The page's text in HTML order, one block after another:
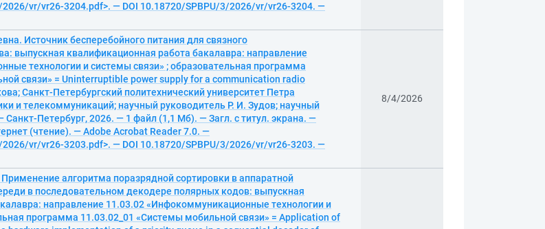
vr/vr26-3204.pdf>. — DOI 10.18720/SPBPU/3/2026/vr/vr26-3204. —
Источник бесперебойного питания для связного
выпускная квалификационная работа бакалавра: направление
технологии и системы связи» ; образовательная программа
связи» = Uninterruptible power supply for a communication radio
Санкт-Петербургский политехнический университет Петра
и телекоммуникаций; научный руководитель Р. И. Зудов; научный
Петербург, 2026. — 1 файл (1,1 Мб). — Загл. с титул. экрана. —
(чтение). — Adobe Acrobat Reader 7.0. —
vr/vr26-3203.pdf>. — DOI 10.18720/SPBPU/3/2026/vr/vr26-3203. —
8/4/2026
алгоритма поразрядной сортировки в аппаратной
в последовательном декодере полярных кодов: выпускная
направление 11.03.02 «Инфокоммуникационные технологии и
программа 11.03.02_01 «Системы мобильной связи» = Application of